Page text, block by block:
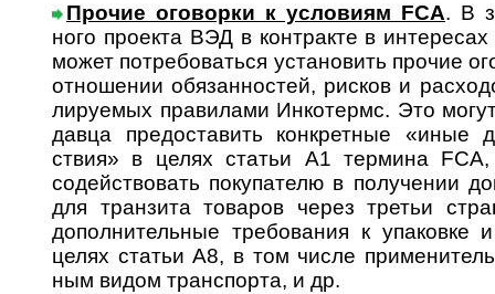
Прочие оговорки к условиям FCA. В
ного про­екта ВЭД в кон­т­ра­кте в ин­те­ре­сах
может потре­бо­ваться уста­но­вить про­чие
отно­шении обя­зан­нос­тей, рис­ков и
лиру­емых прави­лами Инко­термс. Это
да­вца предо­ста­вить конк­рет­ные «иные
ствия» в целях ста­тьи А1 тер­мина FCA,
содей­ст­во­вать поку­па­телю в полу­че­нии
для тран­зита това­ров через тре­тьи
допол­ни­тель­ные требо­вания к упа­ковке
целях ста­тьи А8, в том числе
ным видом тран­спорта, и др.